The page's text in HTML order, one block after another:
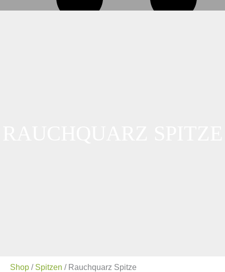
Shop / Spitzen / Rauchquarz Spitze